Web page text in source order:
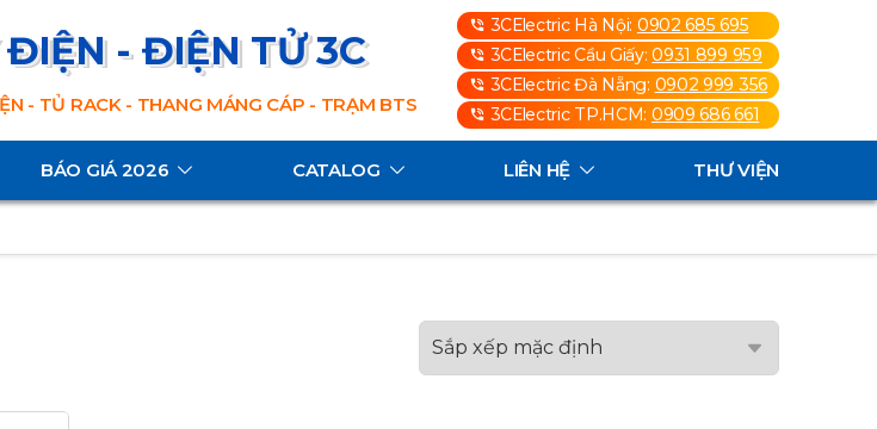
ĐIỆN - ĐIỆN TỬ 3C
- TỦ RACK - THANG MÁNG CÁP - TRẠM BTS
3CElectric Hà Nội: 0902 685 695
3CElectric Cầu Giấy:0931 899 959
3CElectric Đà Nẵng: 0902 999 356
3CElectric TP.HCM: 0909 686 661
BÁO GIÁ 2026 CATALOG LIÊN HỆ THƯ VIỆN